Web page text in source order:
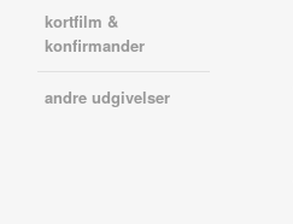
kortfilm &
konfirmander
andre udgivelser